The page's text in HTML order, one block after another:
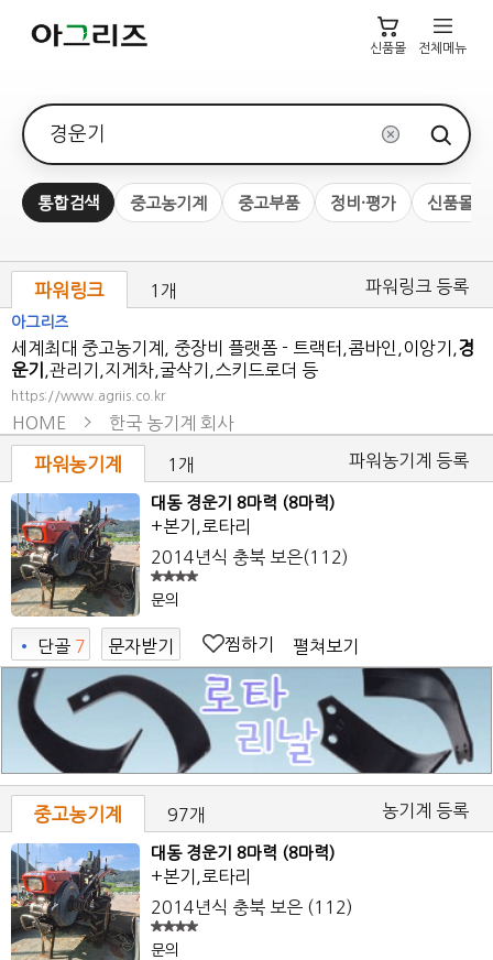
신품몰 전체메뉴
검색어
통합검색 중고농기계 중고부품 정비·평가 신품몰
파워링크 1개 파워링크 등록
아그리즈
세계최대 중고농기계, 중장비 플랫폼 - 트랙터,콤바인,이앙기, 경
운기
,관리기,지게차,굴삭기,스키드로더 등
https://www.agriis.co.kr
HOME 한국 농기계 회사
파워농기계 1개 파워농기계 등록
대동 경운기 8마력 (8마력)
+본기,로타리
2014년식 충북 보은(112)
문의
• 단골 7
7
문자받기 찜하기 펼쳐보기
중고농기계 97개 농기계 등록
대동 경운기 8마력 (8마력)
+본기,로타리
2014년식 충북 보은 (112)
문의